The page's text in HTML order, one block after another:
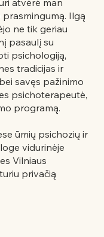
atvėrė man
Ilgą
ne tik geriau
pasaulį su
psichologiją,
tradicijas ir
savęs pažinimo
psichoterapeutė,
programą.
ūmių psichozių ir
vidurinėje
Vilniaus
privačią